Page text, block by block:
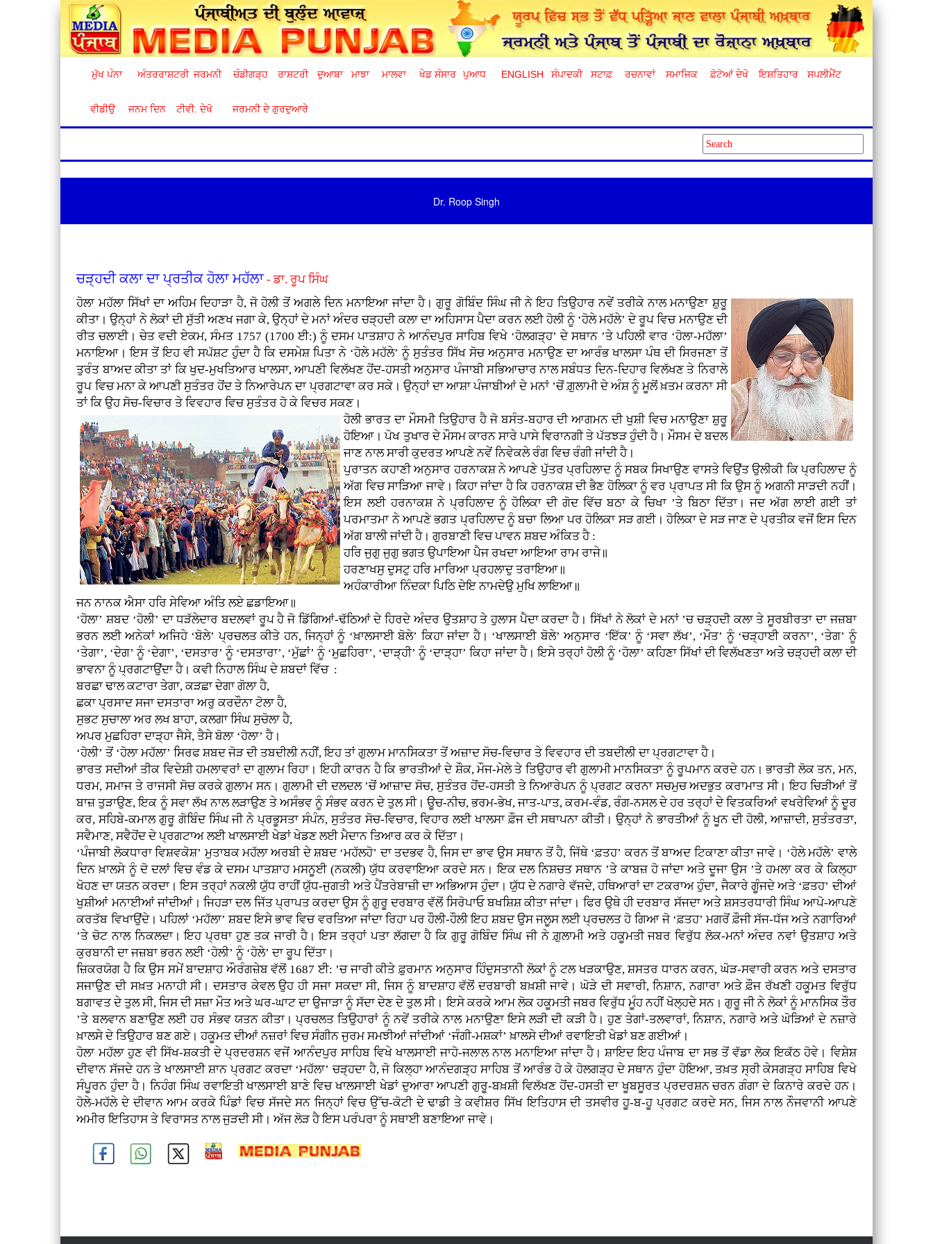
ਮੁੱਖ ਪੰਨਾ ਅੰਤਰਰਾਸ਼ਟਰੀ ਜਰਮਨੀ ਚੰਡੀਗੜ੍ਹ ਰਾਸ਼ਟਰੀ ਦੁਆਬਾ ਮਾਝਾ ਮਾਲਵਾ ਖੇਡ ਸੰਸਾਰ ਪੁਆਧ ENGLISH ਸੰਪਾਦਕੀ ਸਟਾਫ਼ ਰਚਨਾਵਾਂ ਸਮਾਜਿਕ ਫ਼ੋਟੋਆਂ ਦੇਖੋ ਇਸ਼ਤਿਹਾਰ ਸਪਲੀਮੈਂਟ
ਵੀਡੀਉ ਜਨਮ ਦਿਨ ਟੀਵੀ. ਦੇਖੋ ਜਰਮਨੀ ਦੇ ਗੁਰਦੁਆਰੇ
Dr. Roop Singh
ਚੜ੍ਹਦੀ ਕਲਾ ਦਾ ਪ੍ਰਤੀਕ ਹੋਲਾ ਮਹੱਲਾ - ਡਾ. ਰੂਪ ਸਿੰਘ
ਹੋਲਾ ਮਹੱਲਾ ਸਿੱਖਾਂ ਦਾ ਅਹਿਮ ਦਿਹਾੜਾ ਹੈ, ਜੋ ਹੋਲੀ ਤੋਂ ਅਗਲੇ ਦਿਨ ਮਨਾਇਆ ਜਾਂਦਾ ਹੈ। ਗੁਰੂ ਗੋਬਿੰਦ ਸਿੰਘ ਜੀ ਨੇ ਇਹ ਤਿਉਹਾਰ ਨਵੇਂ ਤਰੀਕੇ ਨਾਲ ਮਨਾਉਣਾ ਸ਼ੁਰੂ
ਕੀਤਾ। ਉਨ੍ਹਾਂ ਨੇ ਲੋਕਾਂ ਦੀ ਸੁੱਤੀ ਅਣਖ ਜਗਾ ਕੇ, ਉਨ੍ਹਾਂ ਦੇ ਮਨਾਂ ਅੰਦਰ ਚੜ੍ਹਦੀ ਕਲਾ ਦਾ ਅਹਿਸਾਸ ਪੈਦਾ ਕਰਨ ਲਈ ਹੋਲੀ ਨੂੰ ‘ਹੋਲੇ ਮਹੱਲੇ’ ਦੇ ਰੂਪ ਵਿਚ ਮਨਾਉਣ ਦੀ
ਰੀਤ ਚਲਾਈ। ਚੇਤ ਵਦੀ ਏਕਮ, ਸੰਮਤ 1757 (1700 ਈ:) ਨੂੰ ਦਸਮ ਪਾਤਸ਼ਾਹ ਨੇ ਆਨੰਦਪੁਰ ਸਾਹਿਬ ਵਿਖੇ ‘ਹੋਲਗੜ੍ਹ’ ਦੇ ਸਥਾਨ ’ਤੇ ਪਹਿਲੀ ਵਾਰ ‘ਹੋਲਾ-ਮਹੱਲਾ’
ਮਨਾਇਆ। ਇਸ ਤੋਂ ਇਹ ਵੀ ਸਪੱਸ਼ਟ ਹੁੰਦਾ ਹੈ ਕਿ ਦਸਮੇਸ਼ ਪਿਤਾ ਨੇ ‘ਹੋਲੇ ਮਹੱਲੇ’ ਨੂੰ ਸੁਤੰਤਰ ਸਿੱਖ ਸੋਚ ਅਨੁਸਾਰ ਮਨਾਉਣ ਦਾ ਆਰੰਭ ਖਾਲਸਾ ਪੰਥ ਦੀ ਸਿਰਜਣਾ ਤੋਂ
ਤੁਰੰਤ ਬਾਅਦ ਕੀਤਾ ਤਾਂ ਕਿ ਖੁਦ-ਮੁਖਤਿਆਰ ਖਾਲਸਾ, ਆਪਣੀ ਵਿਲੱਖਣ ਹੋਂਦ-ਹਸਤੀ ਅਨੁਸਾਰ ਪੰਜਾਬੀ ਸਭਿਆਚਾਰ ਨਾਲ ਸਬੰਧਤ ਦਿਨ-ਦਿਹਾਰ ਵਿਲੱਖਣ ਤੇ ਨਿਰਾਲੇ
ਰੂਪ ਵਿਚ ਮਨਾ ਕੇ ਆਪਣੀ ਸੁਤੰਤਰ ਹੋਂਦ ਤੇ ਨਿਆਰੇਪਨ ਦਾ ਪ੍ਰਗਟਾਵਾ ਕਰ ਸਕੇ। ਉਨ੍ਹਾਂ ਦਾ ਆਸ਼ਾ ਪੰਜਾਬੀਆਂ ਦੇ ਮਨਾਂ ’ਚੋਂ ਗ਼ੁਲਾਮੀ ਦੇ ਅੰਸ਼ ਨੂੰ ਮੂਲੋਂ ਖ਼ਤਮ ਕਰਨਾ ਸੀ
ਤਾਂ ਕਿ ਉਹ ਸੋਚ-ਵਿਚਾਰ ਤੇ ਵਿਵਹਾਰ ਵਿਚ ਸੁਤੰਤਰ ਹੋ ਕੇ ਵਿਚਰ ਸਕਣ।
ਹੋਲੀ ਭਾਰਤ ਦਾ ਮੌਸਮੀ ਤਿਉਹਾਰ ਹੈ ਜੋ ਬਸੰਤ-ਬਹਾਰ ਦੀ ਆਗਮਨ ਦੀ ਖੁਸ਼ੀ ਵਿਚ ਮਨਾਉਣਾ ਸ਼ੁਰੂ
ਹੋਇਆ। ਪੋਖ ਤੁਖਾਰ ਦੇ ਮੌਸਮ ਕਾਰਨ ਸਾਰੇ ਪਾਸੇ ਵਿਰਾਨਗੀ ਤੇ ਪੱਤਝੜ ਹੁੰਦੀ ਹੈ। ਮੌਸਮ ਦੇ ਬਦਲ
ਜਾਣ ਨਾਲ ਸਾਰੀ ਕੁਦਰਤ ਆਪਣੇ ਨਵੇਂ ਨਿਵੇਕਲੇ ਰੰਗ ਵਿਚ ਰੰਗੀ ਜਾਂਦੀ ਹੈ।
ਪੁਰਾਤਨ ਕਹਾਣੀ ਅਨੁਸਾਰ ਹਰਨਾਕਸ਼ ਨੇ ਆਪਣੇ ਪੁੱਤਰ ਪ੍ਰਹਿਲਾਦ ਨੂੰ ਸਬਕ ਸਿਖਾਉਣ ਵਾਸਤੇ ਵਿਉਂਤ ਉਲੀਕੀ ਕਿ ਪ੍ਰਹਿਲਾਦ ਨੂੰ
ਅੱਗ ਵਿਚ ਸਾੜਿਆ ਜਾਵੇ। ਕਿਹਾ ਜਾਂਦਾ ਹੈ ਕਿ ਹਰਨਾਕਸ਼ ਦੀ ਭੈਣ ਹੋਲਿਕਾ ਨੂੰ ਵਰ ਪ੍ਰਾਪਤ ਸੀ ਕਿ ਉਸ ਨੂੰ ਅਗਨੀ ਸਾੜਦੀ ਨਹੀਂ।
ਇਸ ਲਈ ਹਰਨਾਕਸ਼ ਨੇ ਪ੍ਰਹਿਲਾਦ ਨੂੰ ਹੋਲਿਕਾ ਦੀ ਗੋਦ ਵਿੱਚ ਬਠਾ ਕੇ ਚਿਖਾ ’ਤੇ ਬਿਠਾ ਦਿੱਤਾ। ਜਦ ਅੱਗ ਲਾਈ ਗਈ ਤਾਂ
ਪਰਮਾਤਮਾ ਨੇ ਆਪਣੇ ਭਗਤ ਪ੍ਰਹਿਲਾਦ ਨੂੰ ਬਚਾ ਲਿਆ ਪਰ ਹੋਲਿਕਾ ਸੜ ਗਈ। ਹੋਲਿਕਾ ਦੇ ਸੜ ਜਾਣ ਦੇ ਪ੍ਰਤੀਕ ਵਜੋਂ ਇਸ ਦਿਨ
ਅੱਗ ਬਾਲੀ ਜਾਂਦੀ ਹੈ। ਗੁਰਬਾਣੀ ਵਿਚ ਪਾਵਨ ਸ਼ਬਦ ਅੰਕਿਤ ਹੈ :
ਹਰਿ ਜੁਗੁ ਜੁਗੁ ਭਗਤ ਉਪਾਇਆ ਪੈਜ ਰਖਦਾ ਆਇਆ ਰਾਮ ਰਾਜੇ॥
ਹਰਣਾਖਸੁ ਦੁਸਟੁ ਹਰਿ ਮਾਰਿਆ ਪ੍ਰਹਲਾਦੁ ਤਰਾਇਆ॥
ਅਹੰਕਾਰੀਆ ਨਿੰਦਕਾ ਪਿਠਿ ਦੇਇ ਨਾਮਦੇਉ ਮੁਖਿ ਲਾਇਆ॥
ਜਨ ਨਾਨਕ ਐਸਾ ਹਰਿ ਸੇਵਿਆ ਅੰਤਿ ਲਏ ਛਡਾਇਆ॥
‘ਹੋਲਾ’ ਸ਼ਬਦ ‘ਹੋਲੀ’ ਦਾ ਧੜੱਲੇਦਾਰ ਬਦਲਵਾਂ ਰੂਪ ਹੈ ਜੋ ਡਿੱਗਿਆਂ-ਢੱਠਿਆਂ ਦੇ ਹਿਰਦੇ ਅੰਦਰ ਉਤਸ਼ਾਹ ਤੇ ਹੁਲਾਸ ਪੈਦਾ ਕਰਦਾ ਹੈ। ਸਿੱਖਾਂ ਨੇ ਲੋਕਾਂ ਦੇ ਮਨਾਂ ’ਚ ਚੜ੍ਹਦੀ ਕਲਾ ਤੇ ਸੂਰਬੀਰਤਾ ਦਾ ਜਜ਼ਬਾ
ਭਰਨ ਲਈ ਅਨੇਕਾਂ ਅਜਿਹੇ ‘ਬੋਲੇ’ ਪ੍ਰਚਲਤ ਕੀਤੇ ਹਨ, ਜਿਨ੍ਹਾਂ ਨੂੰ ‘ਖ਼ਾਲਸਾਈ ਬੋਲੇ’ ਕਿਹਾ ਜਾਂਦਾ ਹੈ। ‘ਖਾਲਸਾਈ ਬੋਲੇ’ ਅਨੁਸਾਰ ‘ਇੱਕ’ ਨੂੰ ‘ਸਵਾ ਲੱਖ’, ‘ਮੌਤ’ ਨੂੰ ‘ਚੜ੍ਹਾਈ ਕਰਨਾ’, ‘ਤੇਗ’ ਨੂੰ
‘ਤੇਗਾ’, ‘ਦੇਗ’ ਨੂੰ ‘ਦੇਗਾ’, ‘ਦਸਤਾਰ’ ਨੂੰ ‘ਦਸਤਾਰਾ’, ‘ਮੁੱਛਾਂ’ ਨੂੰ ‘ਮੁਛਹਿਰਾ’, ‘ਦਾੜ੍ਹੀ’ ਨੂੰ ‘ਦਾੜ੍ਹਾ’ ਕਿਹਾ ਜਾਂਦਾ ਹੈ। ਇਸੇ ਤਰ੍ਹਾਂ ਹੋਲੀ ਨੂੰ ‘ਹੋਲਾ’ ਕਹਿਣਾ ਸਿੱਖਾਂ ਦੀ ਵਿਲੱਖਣਤਾ ਅਤੇ ਚੜ੍ਹਦੀ ਕਲਾ ਦੀ
ਭਾਵਨਾ ਨੂੰ ਪ੍ਰਗਟਾਉਂਦਾ ਹੈ। ਕਵੀ ਨਿਹਾਲ ਸਿੰਘ ਦੇ ਸ਼ਬਦਾਂ ਵਿੱਚ :
ਬਰਛਾ ਢਾਲ ਕਟਾਰਾ ਤੇਗਾ, ਕੜਛਾ ਦੇਗਾ ਗੋਲਾ ਹੈ,
ਛਕਾ ਪ੍ਰਸਾਦ ਸਜਾ ਦਸਤਾਰਾ ਅਰੁ ਕਰਦੌਨਾ ਟੋਲਾ ਹੈ,
ਸੁਭਟ ਸੁਚਾਲਾ ਅਰ ਲਖ ਬਾਹਾ, ਕਲਗਾ ਸਿੰਘ ਸੁਚੋਲਾ ਹੈ,
ਅਪਰ ਮੁਛਹਿਰਾ ਦਾੜ੍ਹਾ ਜੈਸੇ, ਤੈਸੇ ਬੋਲਾ ‘ਹੋਲਾ’ ਹੈ।
‘ਹੋਲੀ’ ਤੋਂ ‘ਹੋਲਾ ਮਹੱਲਾ’ ਸਿਰਫ ਸ਼ਬਦ ਜੋੜ ਦੀ ਤਬਦੀਲੀ ਨਹੀਂ, ਇਹ ਤਾਂ ਗੁਲਾਮ ਮਾਨਸਿਕਤਾ ਤੋਂ ਅਜ਼ਾਦ ਸੋਚ-ਵਿਚਾਰ ਤੇ ਵਿਵਹਾਰ ਦੀ ਤਬਦੀਲੀ ਦਾ ਪ੍ਰਗਟਾਵਾ ਹੈ।
ਭਾਰਤ ਸਦੀਆਂ ਤੀਕ ਵਿਦੇਸ਼ੀ ਹਮਲਾਵਰਾਂ ਦਾ ਗੁਲਾਮ ਰਿਹਾ। ਇਹੀ ਕਾਰਨ ਹੈ ਕਿ ਭਾਰਤੀਆਂ ਦੇ ਸ਼ੌਕ, ਮੌਜ-ਮੇਲੇ ਤੇ ਤਿਉਹਾਰ ਵੀ ਗੁਲਾਮੀ ਮਾਨਸਿਕਤਾ ਨੂੰ ਰੂਪਮਾਨ ਕਰਦੇ ਹਨ। ਭਾਰਤੀ ਲੋਕ ਤਨ, ਮਨ,
ਧਰਮ, ਸਮਾਜ ਤੇ ਰਾਜਸੀ ਸੋਚ ਕਰਕੇ ਗੁਲਾਮ ਸਨ। ਗੁਲਾਮੀ ਦੀ ਦਲਦਲ ’ਚੋਂ ਆਜ਼ਾਦ ਸੋਚ, ਸੁਤੰਤਰ ਹੋਂਦ-ਹਸਤੀ ਤੇ ਨਿਆਰੇਪਨ ਨੂੰ ਪ੍ਰਗਟ ਕਰਨਾ ਸਚਮੁਚ ਅਦਭੁਤ ਕਰਾਮਾਤ ਸੀ। ਇਹ ਚਿੜੀਆਂ ਤੋਂ
ਬਾਜ਼ ਤੁੜਾਉਣ, ਇਕ ਨੂੰ ਸਵਾ ਲੱਖ ਨਾਲ ਲੜਾਉਣ ਤੇ ਅਸੰਭਵ ਨੂੰ ਸੰਭਵ ਕਰਨ ਦੇ ਤੁਲ ਸੀ। ਊਚ-ਨੀਚ, ਭਰਮ-ਭੇਖ, ਜਾਤ-ਪਾਤ, ਕਰਮ-ਵੰਡ, ਰੰਗ-ਨਸਲ ਦੇ ਹਰ ਤਰ੍ਹਾਂ ਦੇ ਵਿਤਕਰਿਆਂ ਵਖਰੇਵਿਆਂ ਨੂੰ ਦੂਰ
ਕਰ, ਸਹਿਬੇ-ਕਮਾਲ ਗੁਰੂ ਗੋਬਿੰਦ ਸਿੰਘ ਜੀ ਨੇ ਪ੍ਰਭੂਸਤਾ ਸੰਪੰਨ, ਸੁਤੰਤਰ ਸੋਚ-ਵਿਚਾਰ, ਵਿਹਾਰ ਲਈ ਖਾਲਸਾ ਫ਼ੌਜ ਦੀ ਸਥਾਪਨਾ ਕੀਤੀ। ਉਨ੍ਹਾਂ ਨੇ ਭਾਰਤੀਆਂ ਨੂੰ ਖੂਨ ਦੀ ਹੋਲੀ, ਆਜ਼ਾਦੀ, ਸੁਤੰਤਰਤਾ,
ਸਵੈਮਾਣ, ਸਵੈਹੋਂਦ ਦੇ ਪ੍ਰਗਟਾਅ ਲਈ ਖਾਲਸਾਈ ਖੇਡਾਂ ਖੇਡਣ ਲਈ ਮੈਦਾਨ ਤਿਆਰ ਕਰ ਕੇ ਦਿੱਤਾ।
‘ਪੰਜਾਬੀ ਲੋਕਧਾਰਾ ਵਿਸ਼ਵਕੋਸ਼’ ਮੁਤਾਬਕ ਮਹੱਲਾ ਅਰਬੀ ਦੇ ਸ਼ਬਦ ‘ਮਹੱਲਹੋ’ ਦਾ ਤਦਭਵ ਹੈ, ਜਿਸ ਦਾ ਭਾਵ ਉਸ ਸਥਾਨ ਤੋਂ ਹੈ, ਜਿੱਥੇ ‘ਫ਼ਤਹ’ ਕਰਨ ਤੋਂ ਬਾਅਦ ਟਿਕਾਣਾ ਕੀਤਾ ਜਾਵੇ। ‘ਹੋਲੇ ਮਹੱਲੇ’ ਵਾਲੇ
ਦਿਨ ਖ਼ਾਲਸੇ ਨੂੰ ਦੋ ਦਲਾਂ ਵਿਚ ਵੰਡ ਕੇ ਦਸਮ ਪਾਤਸ਼ਾਹ ਮਸਨੂਈ (ਨਕਲੀ) ਯੁੱਧ ਕਰਵਾਇਆ ਕਰਦੇ ਸਨ। ਇਕ ਦਲ ਨਿਸ਼ਚਤ ਸਥਾਨ ’ਤੇ ਕਾਬਜ਼ ਹੋ ਜਾਂਦਾ ਅਤੇ ਦੂਜਾ ਉਸ ’ਤੇ ਹਮਲਾ ਕਰ ਕੇ ਕਿਲ੍ਹਾ
ਖੋਹਣ ਦਾ ਯਤਨ ਕਰਦਾ। ਇਸ ਤਰ੍ਹਾਂ ਨਕਲੀ ਯੁੱਧ ਰਾਹੀਂ ਯੁੱਧ-ਜੁਗਤੀ ਅਤੇ ਪੈਂਤਰੇਬਾਜ਼ੀ ਦਾ ਅਭਿਆਸ ਹੁੰਦਾ। ਯੁੱਧ ਦੇ ਨਗਾਰੇ ਵੱਜਦੇ, ਹਥਿਆਰਾਂ ਦਾ ਟਕਰਾਅ ਹੁੰਦਾ, ਜੈਕਾਰੇ ਗੂੰਜਦੇ ਅਤੇ ‘ਫ਼ਤਹ’ ਦੀਆਂ
ਖੁਸ਼ੀਆਂ ਮਨਾਈਆਂ ਜਾਂਦੀਆਂ। ਜਿਹੜਾ ਦਲ ਜਿੱਤ ਪ੍ਰਾਪਤ ਕਰਦਾ ਉਸ ਨੂੰ ਗੁਰੂ ਦਰਬਾਰ ਵੱਲੋਂ ਸਿਰੋਪਾਓ ਬਖਸ਼ਿਸ਼ ਕੀਤਾ ਜਾਂਦਾ। ਫਿਰ ਉਥੇ ਹੀ ਦਰਬਾਰ ਸੱਜਦਾ ਅਤੇ ਸ਼ਸਤਰਧਾਰੀ ਸਿੰਘ ਆਪੋ-ਆਪਣੇ
ਕਰਤੱਬ ਵਿਖਾਉਂਦੇ। ਪਹਿਲਾਂ ‘ਮਹੱਲਾ’ ਸ਼ਬਦ ਇਸੇ ਭਾਵ ਵਿਚ ਵਰਤਿਆ ਜਾਂਦਾ ਰਿਹਾ ਪਰ ਹੌਲੀ-ਹੌਲੀ ਇਹ ਸ਼ਬਦ ਉਸ ਜਲੂਸ ਲਈ ਪ੍ਰਚਲਤ ਹੋ ਗਿਆ ਜੋ ‘ਫ਼ਤਹ’ ਮਗਰੋਂ ਫ਼ੌਜੀ ਸੱਜ-ਧੱਜ ਅਤੇ ਨਗਾਰਿਆਂ
’ਤੇ ਚੋਟ ਨਾਲ ਨਿਕਲਦਾ। ਇਹ ਪ੍ਰਥਾ ਹੁਣ ਤਕ ਜਾਰੀ ਹੈ। ਇਸ ਤਰ੍ਹਾਂ ਪਤਾ ਲੱਗਦਾ ਹੈ ਕਿ ਗੁਰੂ ਗੋਬਿੰਦ ਸਿੰਘ ਜੀ ਨੇ ਗ਼ੁਲਾਮੀ ਅਤੇ ਹਕੂਮਤੀ ਜਬਰ ਵਿਰੁੱਧ ਲੋਕ-ਮਨਾਂ ਅੰਦਰ ਨਵਾਂ ਉਤਸ਼ਾਹ ਅਤੇ
ਕੁਰਬਾਨੀ ਦਾ ਜਜ਼ਬਾ ਭਰਨ ਲਈ ‘ਹੋਲੀ’ ਨੂੰ ‘ਹੋਲੇ’ ਦਾ ਰੂਪ ਦਿੱਤਾ।
ਜ਼ਿਕਰਯੋਗ ਹੈ ਕਿ ਉਸ ਸਮੇਂ ਬਾਦਸ਼ਾਹ ਔਰੰਗਜ਼ੇਬ ਵੱਲੋਂ 1687 ਈ: ’ਚ ਜਾਰੀ ਕੀਤੇ ਫ਼ੁਰਮਾਨ ਅਨੁਸਾਰ ਹਿੰਦੁਸਤਾਨੀ ਲੋਕਾਂ ਨੂੰ ਟਲ ਖੜਕਾਉਣ, ਸ਼ਸਤਰ ਧਾਰਨ ਕਰਨ, ਘੋੜ-ਸਵਾਰੀ ਕਰਨ ਅਤੇ ਦਸਤਾਰ
ਸਜਾਉਣ ਦੀ ਸਖ਼ਤ ਮਨਾਹੀ ਸੀ। ਦਸਤਾਰ ਕੇਵਲ ਉਹ ਹੀ ਸਜਾ ਸਕਦਾ ਸੀ, ਜਿਸ ਨੂੰ ਬਾਦਸ਼ਾਹ ਵੱਲੋਂ ਦਰਬਾਰੀ ਬਖ਼ਸ਼ੀ ਜਾਵੇ। ਘੋੜੇ ਦੀ ਸਵਾਰੀ, ਨਿਸ਼ਾਨ, ਨਗਾਰਾ ਅਤੇ ਫ਼ੌਜ ਰੱਖਣੀ ਹਕੂਮਤ ਵਿਰੁੱਧ
ਬਗਾਵਤ ਦੇ ਤੁਲ ਸੀ, ਜਿਸ ਦੀ ਸਜ਼ਾ ਮੌਤ ਅਤੇ ਘਰ-ਘਾਟ ਦਾ ਉਜਾੜਾ ਨੂੰ ਸੱਦਾ ਦੇਣ ਦੇ ਤੁਲ ਸੀ। ਇਸੇ ਕਰਕੇ ਆਮ ਲੋਕ ਹਕੂਮਤੀ ਜਬਰ ਵਿਰੁੱਧ ਮੂੰਹ ਨਹੀਂ ਖੋਲ੍ਹਦੇ ਸਨ। ਗੁਰੂ ਜੀ ਨੇ ਲੋਕਾਂ ਨੂੰ ਮਾਨਸਿਕ ਤੌਰ
’ਤੇ ਬਲਵਾਨ ਬਣਾਉਣ ਲਈ ਹਰ ਸੰਭਵ ਯਤਨ ਕੀਤਾ। ਪ੍ਰਚਲਤ ਤਿਉਹਾਰਾਂ ਨੂੰ ਨਵੇਂ ਤਰੀਕੇ ਨਾਲ ਮਨਾਉਣਾ ਇਸੇ ਲੜੀ ਦੀ ਕੜੀ ਹੈ। ਹੁਣ ਤੇਗਾਂ-ਤਲਵਾਰਾਂ, ਨਿਸ਼ਾਨ, ਨਗਾਰੇ ਅਤੇ ਘੋੜਿਆਂ ਦੇ ਨਜ਼ਾਰੇ
ਖ਼ਾਲਸੇ ਦੇ ਤਿਉਹਾਰ ਬਣ ਗਏ। ਹਕੂਮਤ ਦੀਆਂ ਨਜ਼ਰਾਂ ਵਿਚ ਸੰਗੀਨ ਜੁਰਮ ਸਮਝੀਆਂ ਜਾਂਦੀਆਂ ‘ਜੰਗੀ-ਮਸ਼ਕਾਂ’ ਖ਼ਾਲਸੇ ਦੀਆਂ ਰਵਾਇਤੀ ਖੇਡਾਂ ਬਣ ਗਈਆਂ।
ਹੋਲਾ ਮਹੱਲਾ ਹੁਣ ਵੀ ਸਿੱਖ-ਸ਼ਕਤੀ ਦੇ ਪ੍ਰਦਰਸ਼ਨ ਵਜੋਂ ਆਨੰਦਪੁਰ ਸਾਹਿਬ ਵਿਖੇ ਖਾਲਸਾਈ ਜਾਹੋ-ਜਲਾਲ ਨਾਲ ਮਨਾਇਆ ਜਾਂਦਾ ਹੈ। ਸ਼ਾਇਦ ਇਹ ਪੰਜਾਬ ਦਾ ਸਭ ਤੋਂ ਵੱਡਾ ਲੋਕ ਇਕੱਠ ਹੋਵੇ। ਵਿਸ਼ੇਸ਼
ਦੀਵਾਨ ਸੱਜਦੇ ਹਨ ਤੇ ਖਾਲਸਾਈ ਸ਼ਾਨ ਪ੍ਰਗਟ ਕਰਦਾ ‘ਮਹੱਲਾ’ ਚੜ੍ਹਦਾ ਹੈ, ਜੋ ਕਿਲ੍ਹਾ ਆਨੰਦਗੜ੍ਹ ਸਾਹਿਬ ਤੋਂ ਆਰੰਭ ਹੋ ਕੇ ਹੋਲਗੜ੍ਹ ਦੇ ਸਥਾਨ ਹੁੰਦਾ ਹੋਇਆ, ਤਖ਼ਤ ਸ੍ਰੀ ਕੇਸਗੜ੍ਹ ਸਾਹਿਬ ਵਿਖੇ
ਸੰਪੂਰਨ ਹੁੰਦਾ ਹੈ। ਨਿਹੰਗ ਸਿੰਘ ਰਵਾਇਤੀ ਖਾਲਸਾਈ ਬਾਣੇ ਵਿਚ ਖਾਲਸਾਈ ਖੇਡਾਂ ਦੁਆਰਾ ਆਪਣੀ ਗੁਰੂ-ਬਖ਼ਸ਼ੀ ਵਿਲੱਖਣ ਹੋਂਦ-ਹਸਤੀ ਦਾ ਖੂਬਸੂਰਤ ਪ੍ਰਦਰਸ਼ਨ ਚਰਨ ਗੰਗਾ ਦੇ ਕਿਨਾਰੇ ਕਰਦੇ ਹਨ।
ਹੋਲੇ-ਮਹੱਲੇ ਦੇ ਦੀਵਾਨ ਆਮ ਕਰਕੇ ਪਿੰਡਾਂ ਵਿਚ ਸੱਜਦੇ ਸਨ ਜਿਨ੍ਹਾਂ ਵਿਚ ਉੱਚ-ਕੋਟੀ ਦੇ ਢਾਡੀ ਤੇ ਕਵੀਸ਼ਰ ਸਿੱਖ ਇਤਿਹਾਸ ਦੀ ਤਸਵੀਰ ਹੂ-ਬ-ਹੂ ਪ੍ਰਗਟ ਕਰਦੇ ਸਨ, ਜਿਸ ਨਾਲ ਨੌਜਵਾਨੀ ਆਪਣੇ
ਅਮੀਰ ਇਤਿਹਾਸ ਤੇ ਵਿਰਾਸਤ ਨਾਲ ਜੁੜਦੀ ਸੀ। ਅੱਜ ਲੋੜ ਹੈ ਇਸ ਪਰੰਪਰਾ ਨੂੰ ਸਥਾਈ ਬਣਾਇਆ ਜਾਵੇ।